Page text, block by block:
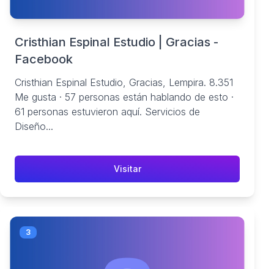
Cristhian Espinal Estudio | Gracias -
Facebook
Cristhian Espinal Estudio, Gracias, Lempira. 8.351
Me gusta · 57 personas están hablando de esto ·
61 personas estuvieron aquí. Servicios de
Diseño...
Visitar
3